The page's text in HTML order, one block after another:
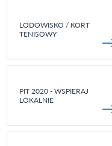
LODOWISKO / KORT
TENISOWY
PIT 2020 - WSPIERAJ
LOKALNIE